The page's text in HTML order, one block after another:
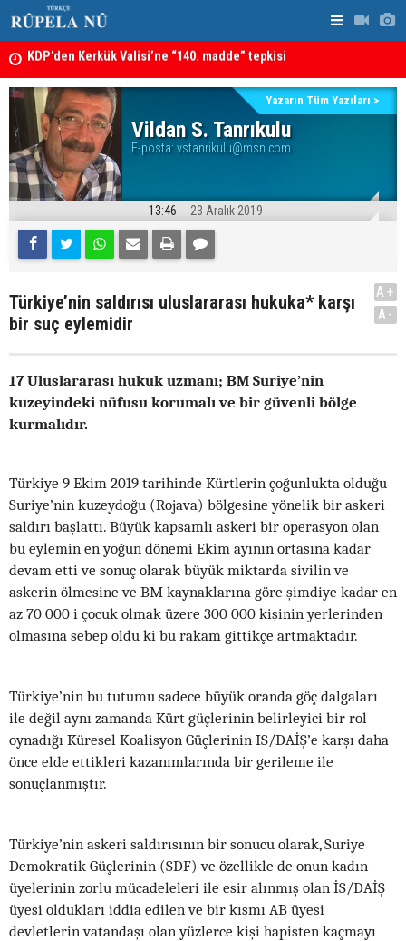
KDP’den Kerkük Valisi’ne “140. madde” tepkisi
Kerkük’te Kürt partilerden 7 maddelik ortak bildiri
Vildan S. Tanrıkulu
E-posta: vstanrikulu@msn.com
Yazarın Tüm Yazıları >
13:46 23 Aralık 2019
Türkiye’nin saldırısı uluslararası hukuka* karşı
bir suç eylemidir
A+
A-
17 Uluslararası hukuk uzmanı; BM Suriye’nin
kuzeyindeki nüfusu korumalı ve bir güvenli bölge
kurmalıdır.
Türkiye 9 Ekim 2019 tarihinde Kürtlerin çoğunlukta olduğu
Suriye’nin kuzeydoğu (Rojava) bölgesine yönelik bir askeri
saldırı başlattı. Büyük kapsamlı askeri bir operasyon olan
bu eylemin en yoğun dönemi Ekim ayının ortasına kadar
devam etti ve sonuç olarak büyük miktarda sivilin ve
askerin ölmesine ve BM kaynaklarına göre şimdiye kadar en
az 70 000 i çocuk olmak üzere 300 000 kişinin yerlerinden
olmasına sebep oldu ki bu rakam gittikçe artmaktadır.
Türkiye’nin bu tutumu sadece büyük oranda göç dalgaları
ile değil aynı zamanda Kürt güçlerinin belirleyici bir rol
oynadığı Küresel Koalisyon Güçlerinin IS/DAİŞ’e karşı daha
önce elde ettikleri kazanımlarında bir gerileme ile
sonuçlanmıştır.
Türkiye’nin askeri saldırısının bir sonucu olarak, Suriye
Demokratik Güçlerinin (SDF) ve özellikle de onun kadın
üyelerinin zorlu mücadeleleri ile esir alınmış olan İS/DAİŞ
üyesi oldukları iddia edilen ve bir kısmı AB üyesi
devletlerin vatandaşı olan yüzlerce kişi hapisten kaçmayı